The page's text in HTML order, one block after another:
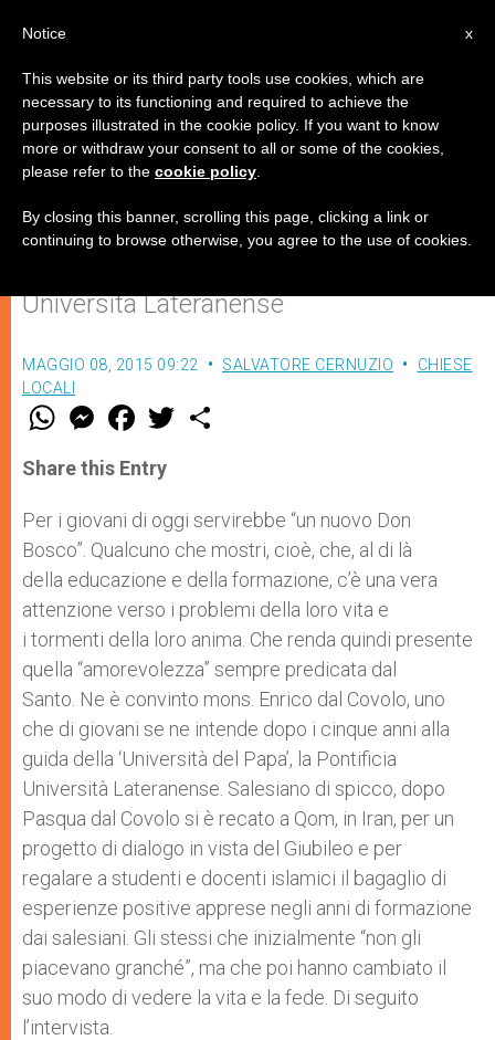
Dal Covolo: "Per i giovani d'oggi ci
vorrebbe un nuovo Don Bosco"
Università Lateranense
MAGGIO 08, 2015 09:22 SALVATORE CERNUZIO
CHIESE
LOCALI
W
t
s
p
p
M
e
s
e
g
e
r
F
a
e
b
o
k
w
r
Share this Entry
Per i giovani di oggi servirebbe “un nuovo Don
Bosco”. Qualcuno che mostri, cioè, che, al di là
della educazione e della formazione, c’è una vera
attenzione verso i problemi della loro vita e
i tormenti della loro anima. Che renda quindi presente
quella “amorevolezza” sempre predicata dal
Santo. Ne è convinto mons. Enrico dal Covolo, uno
che di giovani se ne intende dopo i cinque anni alla
guida della ‘Università del Papa’, la Pontificia
Università Lateranense. Salesiano di spicco, dopo
Pasqua dal Covolo si è recato a Qom, in Iran, per un
progetto di dialogo in vista del Giubileo e per
regalare a studenti e docenti islamici il bagaglio di
esperienze positive apprese negli anni di formazione
dai salesiani. Gli stessi che inizialmente “non gli
piacevano granché”, ma che poi hanno cambiato il
suo modo di vedere la vita e la fede. Di seguito
l’intervista.
x
Notice
This website or its third party tools use cookies, which are
necessary to its functioning and required to achieve the
purposes illustrated in the cookie policy. If you want to know
more or withdraw your consent to all or some of the cookies,
please refer to the cookie policy
By closing this banner, scrolling this page, clicking a link or
continuing to browse otherwise, you agree to the use of cookies.